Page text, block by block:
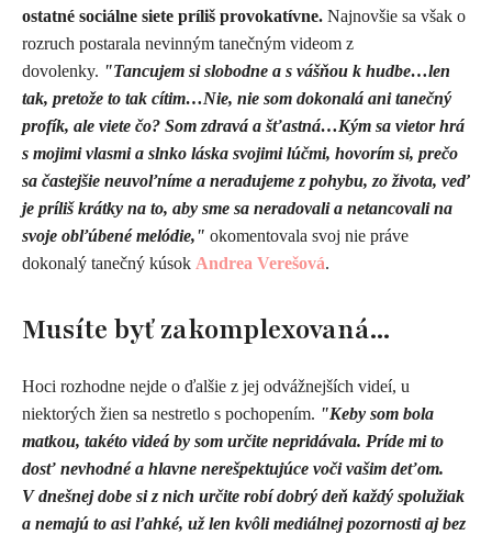
ostatné sociálne siete príliš provokatívne. Najnovšie sa však o
rozruch postarala nevinným tanečným videom z
dovolenky. "Tancujem si slobodne a s vášňou k hudbe…len
tak, pretože to tak cítim…Nie, nie som dokonalá ani tanečný
profík, ale viete čo? Som zdravá a šťastná…Kým sa vietor hrá
s mojimi vlasmi a slnko láska svojimi lúčmi, hovorím si, prečo
sa častejšie neuvoľníme a neradujeme z pohybu, zo života, veď
je príliš krátky na to, aby sme sa neradovali a netancovali na
svoje obľúbené melódie," okomentovala svoj nie práve
dokonalý tanečný kúsok Andrea Verešová.
Musíte byť zakomplexovaná...
Hoci rozhodne nejde o ďalšie z jej odvážnejších videí, u
niektorých žien sa nestretlo s pochopením. "Keby som bola
matkou, takéto videá by som určite nepridávala. Príde mi to
dosť nevhodné a hlavne nerešpektujúce voči vašim deťom.
Vdnešnej dobe si z nich určite robí dobrý deň každý spolužiak
a nemajú to asi ľahké, už len kvôli mediálnej pozornosti aj bez